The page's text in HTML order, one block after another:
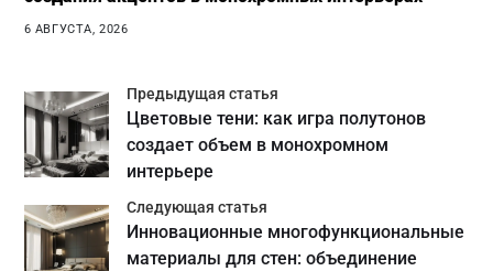
6 АВГУСТА, 2026
Предыдущая статья
Цветовые тени: как игра полутонов
создает объем в монохромном
интерьере
Следующая статья
Инновационные многофункциональные
материалы для стен: объединение